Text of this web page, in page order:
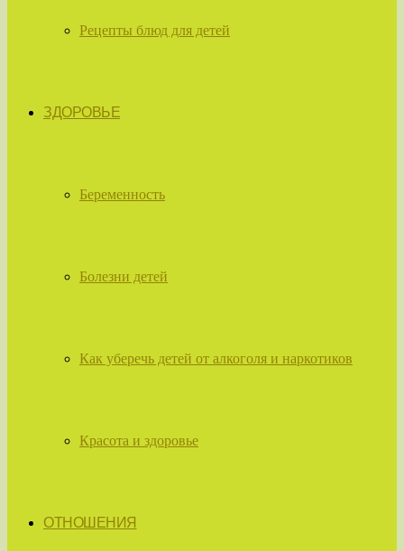
Рецепты блюд для детей
ЗДОРОВЬЕ
Беременность
Болезни детей
Как уберечь детей от алкоголя и наркотиков
Красота и здоровье
ОТНОШЕНИЯ